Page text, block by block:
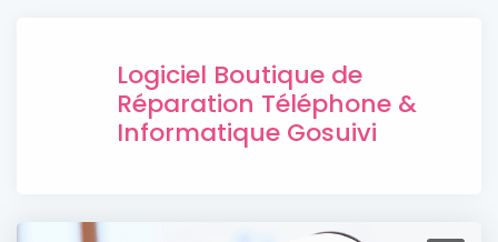
Logiciel Boutique de
Réparation Téléphone &
Informatique Gosuivi